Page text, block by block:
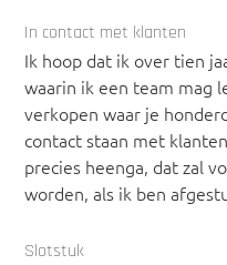
In contact met klanten
Ik hoop dat ik over tien
waarin ik een team mag
verkopen waar je
contact staan met
precies heenga, dat zal
worden, als ik ben
Slotstuk